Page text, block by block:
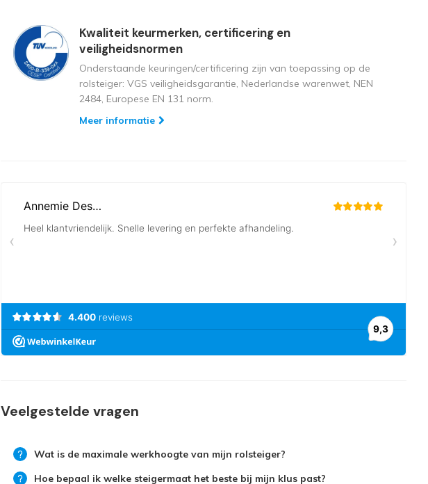
Kwaliteit keurmerken, certificering en
veiligheidsnormen
Onderstaande keuringen/certificering zijn van toepassing op de
rolsteiger: VGS veiligheidsgarantie, Nederlandse warenwet, NEN
2484, Europese EN 131 norm.
Meer informatie
Veelgestelde vragen
Wat is de maximale werkhoogte van mijn rolsteiger?
Hoe bepaal ik welke steigermaat het beste bij mijn klus past?